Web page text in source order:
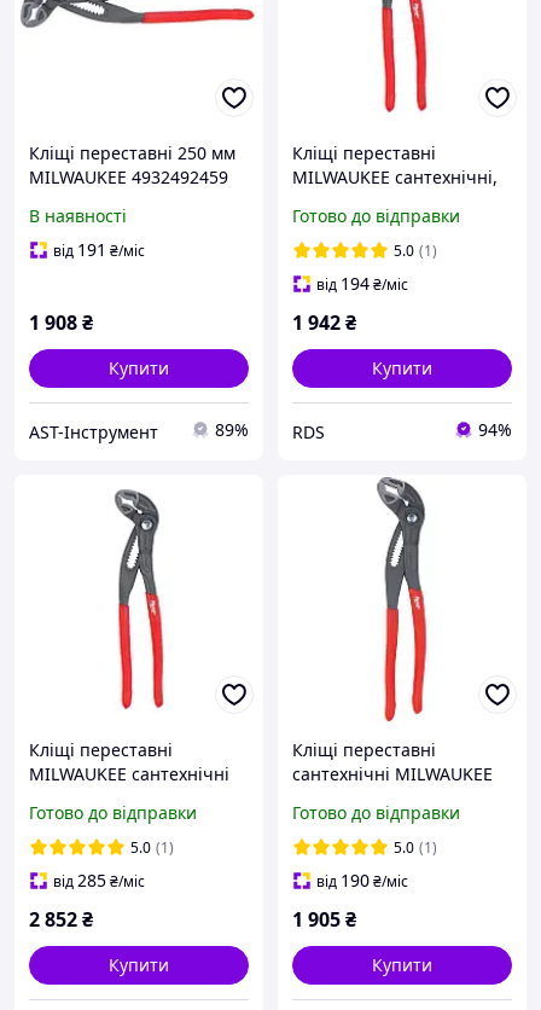
Кліщі переставні 250 мм
MILWAUKEE 4932492459
В наявності
від 191 ₴/міс
1 908₴
Купити
AST-Інструмент 89%
Кліщі переставні
MILWAUKEE сантехнічні,
Готово до відправки
5.0 (1)
від 194₴/міс
1 942₴
Купити
RDS 94%
Кліщі переставні
MILWAUKEE сантехнічні
Готово до відправки
5.0 (1)
від285₴/міс
2 852₴
Купити
Кліщі переставні
сантехнічні MILWAUKEE
Готово до відправки
5.0 (1)
від 190₴/міс
1 905₴
Купити